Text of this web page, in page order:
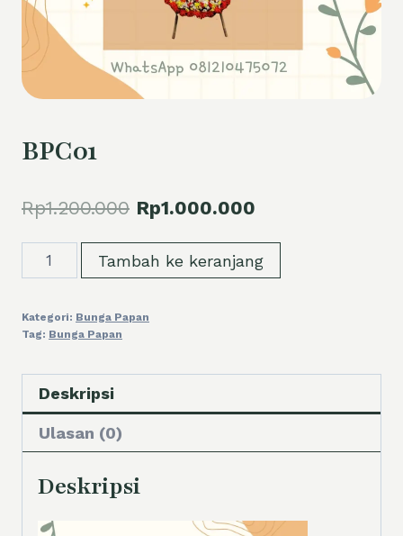
BPC01
Rp1.200.000 Harga
aslinya
adalah:
Rp1.000.000
saat
ini
Kuantitas
BPC01
Tambah ke keranjang
Kategori: Bunga Papan
Tag: Bunga Papan
Deskripsi
Ulasan (0)
Deskripsi